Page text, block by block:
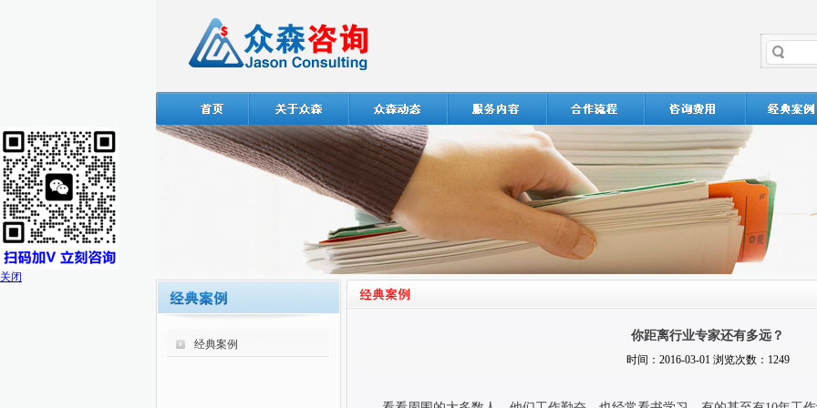
经典案例
你距离行业专家还有多远？
时间：2016-03-01 浏览次数：1249
关闭